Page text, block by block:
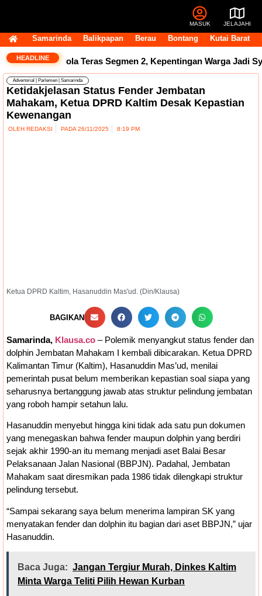
MASUK JELAJAHI
Samarinda Balikpapan Berau Bontang Kutai Barat
HEADLINE
Swasta Kelola Teras Segmen 2, Kepentingan Warga Jadi
Advertorial Parlemen Samarinda
Ketidakjelasan Status Fender Jembatan
Mahakam, Ketua DPRD Kaltim Desak Kepastian
Kewenangan
OLEH REDAKSI PADA 26/11/2025 8:19 PM
Ketua DPRD Kaltim, Hasanuddin Mas'ud. (Din/Klausa)
BAGIKAN
Samarinda, Klausa.co – Polemik menyangkut status fender dan
dolphin Jembatan Mahakam I kembali dibicarakan. Ketua DPRD
Kalimantan Timur (Kaltim), Hasanuddin Mas’ud, menilai
pemerintah pusat belum memberikan kepastian soal siapa yang
seharusnya bertanggung jawab atas struktur pelindung jembatan
yang roboh hampir setahun lalu.
Hasanuddin menyebut hingga kini tidak ada satu pun dokumen
yang menegaskan bahwa fender maupun dolphin yang berdiri
sejak akhir 1990-an itu memang menjadi aset Balai Besar
Pelaksanaan Jalan Nasional (BBPJN). Padahal, Jembatan
Mahakam saat diresmikan pada 1986 tidak dilengkapi struktur
pelindung tersebut.
“Sampai sekarang saya belum menerima lampiran SK yang
menyatakan fender dan dolphin itu bagian dari aset BBPJN,” ujar
Hasanuddin.
Baca Juga: Jangan Tergiur Murah, Dinkes Kaltim
Minta Warga Teliti Pilih Hewan Kurban